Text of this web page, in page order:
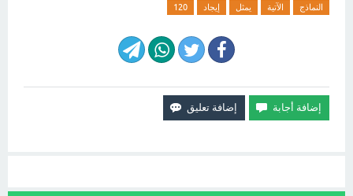
النماذج الآتية يمثل إيجاد 120